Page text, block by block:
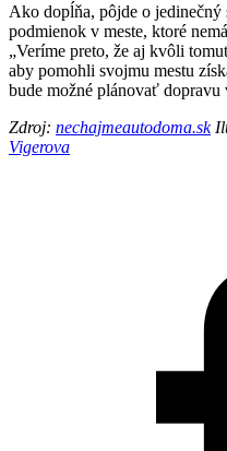
Ako dopĺňa, pôjde o jedinečný
podmienok v meste, ktoré
„Veríme preto, že aj kvôli
aby pomohli svojmu mestu
bude možné plánovať dopravu
Zdroj: nechajmeautodoma.sk
Vigerova